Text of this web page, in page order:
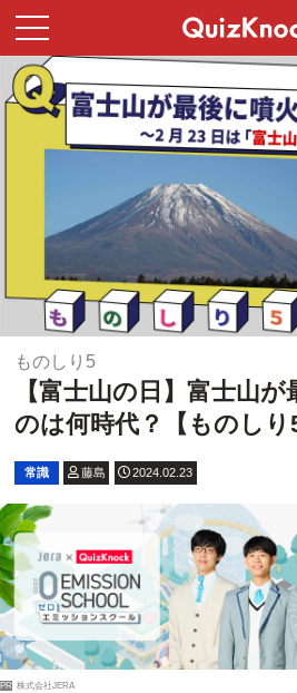
ものしり5
【富士山の日】富士山
のは何時代？【ものしり5
常識 藤島 2024.02.23
PR 株式会社JERA